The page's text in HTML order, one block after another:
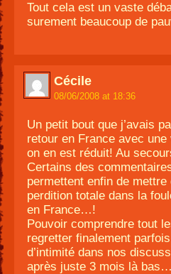
Tout cela est un vaste
surement beaucoup de
Cécile
08/06/2008 at 18:36
Un petit bout que j’avais
retour en France avec
on en est réduit! Au
Certains des
permettent enfin de
perdition totale dans la
en France…!
Pouvoir comprendre tout
regretter finalement
d’intimité dans nos
après juste 3 mois là